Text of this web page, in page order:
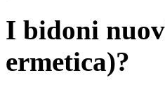
I bidoni
ermetica)?